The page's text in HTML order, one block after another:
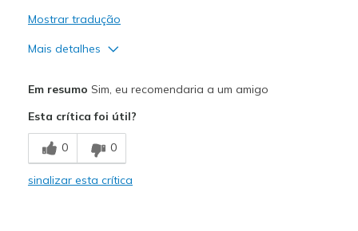
Mostrar tradução
Mais detalhes
Breathe Well
Comfortable
Em resumo Sim, eu recomendaria a um amigo
Esta crítica foi útil?
0 0
sinalizar esta crítica